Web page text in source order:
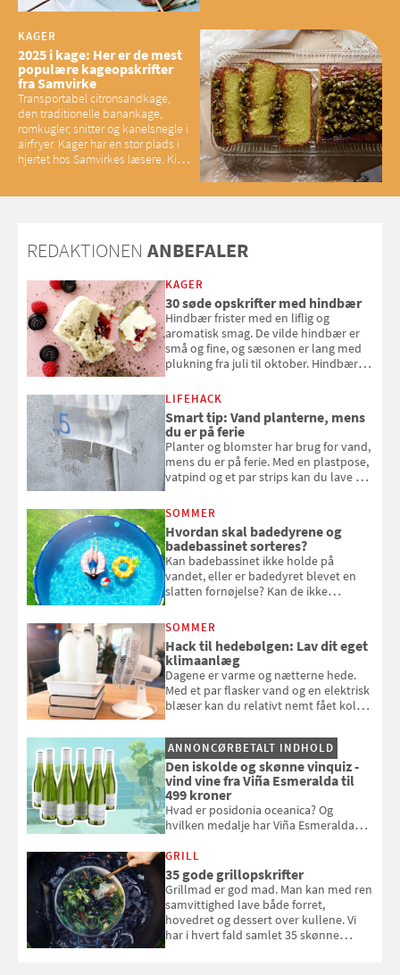
KAGER
2025 i kage: Her er de mest
populære kageopskrifter
fra Samvirke
Transportabel citronsandkage,
den traditionelle banankage,
romkugler, snitter og kanelsnegle i
airfryer. Kager har en stor plads i
hjertet hos Samvirkes læsere. Kig
REDAKTIONEN ANBEFALER
KAGER
30 søde opskrifter med hindbær
Hindbær frister med en liflig og
aromatisk smag. De vilde hindbær er
små og fine, og sæsonen er lang med
plukning fra juli til oktober. Hindbær
kan bruge dine hindbær i alt fra
bagværk og salater til is og syltning.
LIFEHACK
Smart tip: Vand planterne, mens
du er på ferie
Planter og blomster har brug for vand,
mens du er på ferie. Med en plastpose,
vatpind og et par strips kan du lave dit
at bede naboen om at vande eller
komme hjem til døde planter
SOMMER
Hvordan skal badedyrene og
badebassinet sorteres?
Kan badebassinet ikke holde på
vandet, eller er badedyret blevet en
slatten fornøjelse? Kan de ikke
opmærksom, når du smider
badebassinet eller et badedyr ud
SOMMER
Hack til hedebølgen: Lav dit eget
klimaanlæg
Dagene er varme og nætterne hede.
Med et par flasker vand og en elektrisk
blæser kan du relativt nemt fået koldt
og se, hvordan du gør
ANNONCØRBETALT INDHOLD
Den iskolde og skønne vinquiz -
vind vine fra Viña Esmeralda til
499 kroner
Hvad er posidonia oceanica? Og
hvilken medalje har Viña Esmeralda
med i Samvirkes skønne vinquiz, hvor
du kan vinde 6 flasker vin fra Viña
Esmeralda. Konkurrencen slutter 1.
september 2026.
GRILL
35 gode grillopskrifter
Grillmad er god mad. Man kan med ren
samvittighed lave både forret,
hovedret og dessert over kullene. Vi
har i hvert fald samlet 35 skønne